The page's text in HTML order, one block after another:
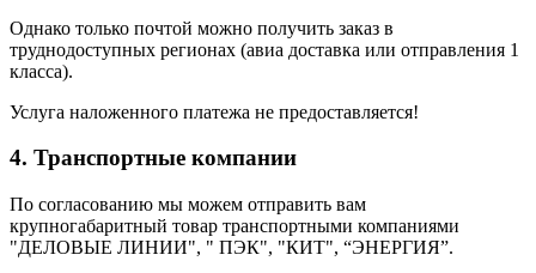
Однако только почтой можно получить заказ в
труднодоступных регионах (авиа доставка или отправления 1
класса).
Услуга наложенного платежа не предоставляется!
4. Транспортные компании
По согласованию мы можем отправить вам
крупногабаритный товар транспортными компаниями
"ДЕЛОВЫЕ ЛИНИИ", " ПЭК", "КИТ", “ЭНЕРГИЯ”.